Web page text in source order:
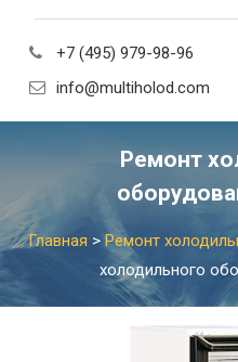
+7 (495) 979-98-96
info@multiholod.com
Ремонт
Главная > Ремонт
холодильного